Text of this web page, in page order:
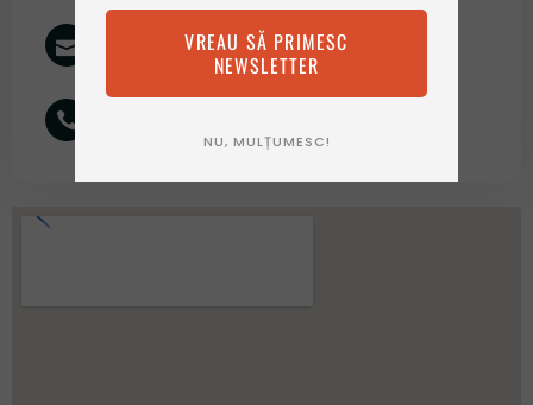
contact@fructero.com
(+4) 0770 175 175
VREAU SĂ PRIMESC
NEWSLETTER
NU, MULȚUMESC!